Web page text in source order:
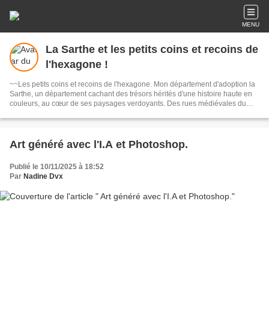
MENU
La Sarthe et les petits coins et recoins de
l'hexagone !
~~Les petits coins et recoins de l'hexagone. Mon département d'adoption la
Sarthe, un département cachant des trésors hérités d'une histoire haute en
couleurs, au cœur de ses paysages verdoyants. Des rues médiévales du
des bâtisseurs du Moyen Age, l'abbaye cistercienne de l'Epau, la splendeur
châteaux du Lude et du Grand-Lucé aux rudes forteresses qui dominent la
campagne, la Sarthe vous plonge dans un passé envoûtant. Les forêts
domaniales, la vallée de la Sarthe, au fil de l'eau quelques haltes s'imposent
: Malicorne, berceau des faïenciers, Solesmes, Sablé.. et un petit détour à
Asnières sur Vègre, l'un des beaux villages de France. La Vallée du Loir,
villages de charme. - Photographies non libres de droits. © Nadine Dvx ©.
Art généré avec l'I.A et Photoshop.
Publié le 10/11/2025 à 18:52
Par Nadine Dvx